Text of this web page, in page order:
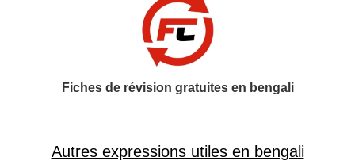
Fiches de révision gratuites en bengali
Autres expressions utiles en bengali